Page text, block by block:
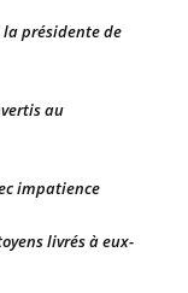
présidente de
au
impatience
livrés à eux-